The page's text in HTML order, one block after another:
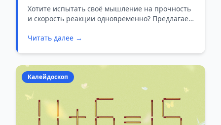
1 спичку за 10 секунд
Хотите испытать своё мышление на прочность
и скорость реакции одновременно? Предлагаем
решить менее чем за 10 секунд.
Читать далее →
Калейдоскоп